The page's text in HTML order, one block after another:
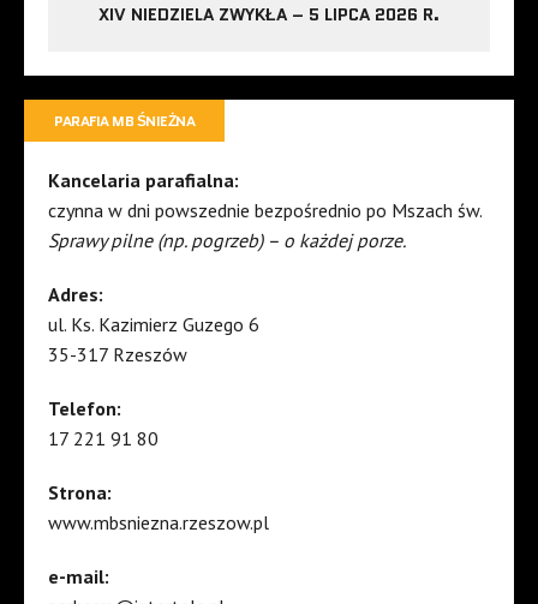
XIV NIEDZIELA ZWYKŁA – 5 LIPCA 2026 R.
PARAFIA MB ŚNIEŻNA
Kancelaria parafialna:
czynna w dni powszednie bezpośrednio po Mszach św.
Sprawy pilne (np. pogrzeb) – o każdej porze.
Adres:
ul. Ks. Kazimierz Guzego 6
35-317 Rzeszów
Telefon:
17 221 91 80
Strona:
www.mbsniezna.rzeszow.pl
e-mail: